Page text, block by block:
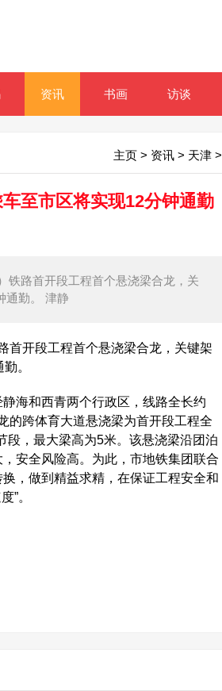
资讯 书画 访谈
主页 > 资讯 > 天津 >
至市区将实现12分钟通勤
铁路首开段工程首个悬浇梁合龙，关
通勤。 津静
开段工程首个悬浇梁合龙，关键架
。
海和西青两个行政区，线路全长约
的跨体育大道悬浇梁为首开段工程全
段，最大梁高为5米。该悬浇梁沿团泊
安全风险高。为此，市地铁集团联合
，做到精益求精，在保证工程安全和
”。